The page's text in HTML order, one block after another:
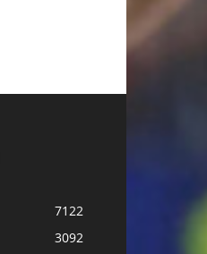
7122
3092